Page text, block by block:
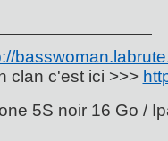
clan c'est ici >>>
5S noir 16 Go /